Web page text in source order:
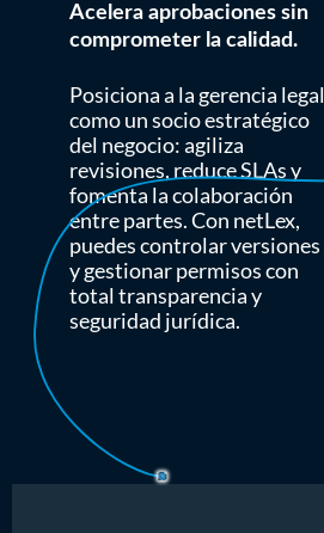
Acelera aprobaciones sin
comprometer la calidad.
Posiciona a la gerencia legal
como un socio estratégico
del negocio: agiliza
revisiones, reduce SLAs y
fomenta la colaboración
entre partes. Con netLex,
puedes controlar versiones
y gestionar permisos con
total transparencia y
seguridad jurídica.